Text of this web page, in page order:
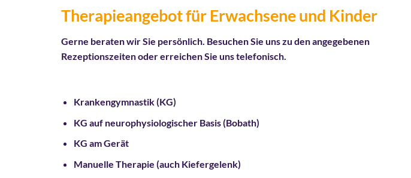
Therapieangebot für Erwachsene und Kinder
Gerne beraten wir Sie persönlich. Besuchen Sie uns zu den angegebenen
Rezeptionszeiten oder erreichen Sie uns telefonisch.
Krankengymnastik (KG)
KG auf neurophysiologischer Basis (Bobath)
KG am Gerät
Manuelle Therapie (auch Kiefergelenk)